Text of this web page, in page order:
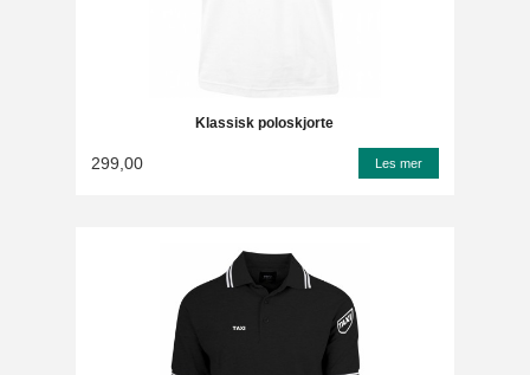
Klassisk poloskjorte
299,00 Les mer